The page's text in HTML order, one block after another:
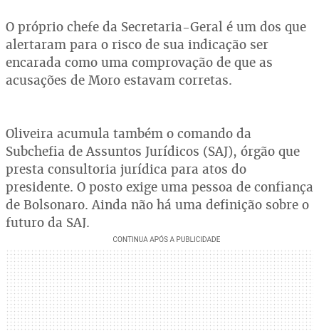
O próprio chefe da Secretaria-Geral é um dos que
alertaram para o risco de sua indicação ser
encarada como uma comprovação de que as
acusações de Moro estavam corretas.
Oliveira acumula também o comando da
Subchefia de Assuntos Jurídicos (SAJ), órgão que
presta consultoria jurídica para atos do
presidente. O posto exige uma pessoa de confiança
de Bolsonaro. Ainda não há uma definição sobre o
futuro da SAJ.